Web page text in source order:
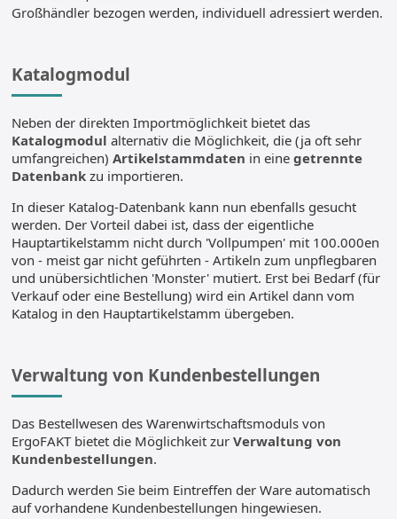
Großhändler bezogen werden, individuell adressiert werden.
Katalogmodul
Neben der direkten Importmöglichkeit bietet das
Katalogmodul alternativ die Möglichkeit, die (ja oft sehr
umfangreichen)Artikelstammdaten in einegetrennte
Datenbank zu importieren.
In dieser Katalog-Datenbank kann nun ebenfalls gesucht
werden. Der Vorteil dabei ist, dass der eigentliche
Hauptartikelstamm nicht durch 'Vollpumpen' mit 100.000en
von - meist gar nicht geführten - Artikeln zum unpflegbaren
und unübersichtlichen 'Monster' mutiert. Erst bei Bedarf (für
Verkauf oder eine Bestellung) wird ein Artikel dann vom
Katalog in den Hauptartikelstamm übergeben.
Verwaltung von Kundenbestellungen
Das Bestellwesen des Warenwirtschaftsmoduls von
ErgoFAKT bietet die Möglichkeit zurVerwaltung von
Kundenbestellungen.
Dadurch werden Sie beim Eintreffen der Ware automatisch
auf vorhandene Kundenbestellungen hingewiesen.